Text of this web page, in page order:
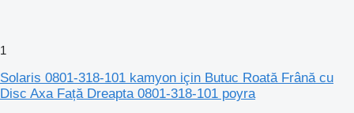
1
Solaris 0801-318-101 kamyon için Butuc Roată Frână cu
Disc Axa Față Dreapta 0801-318-101 poyra